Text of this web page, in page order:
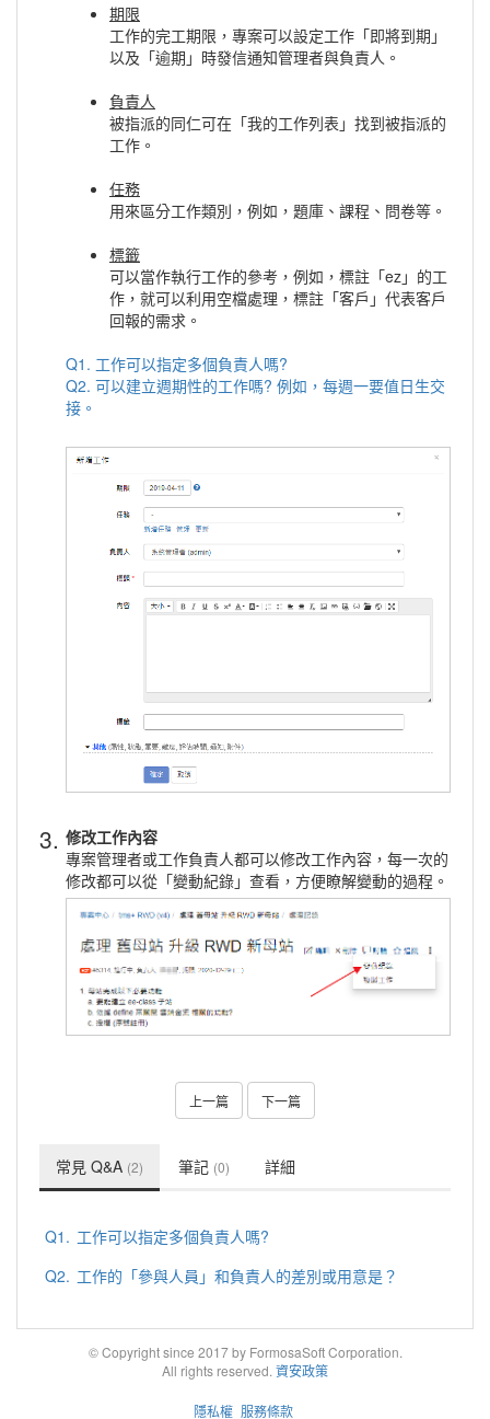
期限
工作的完工期限，專案可以設定工作「即將到期」
以及「逾期」時發信通知管理者與負責人。
負責人
被指派的同仁可在「我的工作列表」找到被指派的
工作。
任務
用來區分工作類別，例如，題庫、課程、問卷等。
標籤
可以當作執行工作的參考，例如，標註「ez」的工
作，就可以利用空檔處理，標註「客戶」代表客戶
回報的需求。
Q1. 工作可以指定多個負責人嗎?
Q2. 可以建立週期性的工作嗎? 例如，每週一要值日生交
接。
3. 修改工作內容
專案管理者或工作負責人都可以修改工作內容，每一次的
修改都可以從「變動紀錄」查看，方便瞭解變動的過程。
上一篇 下一篇
常見 Q&A (2) 筆記 (0) 詳細
Q1. 工作可以指定多個負責人嗎?
Q2. 工作的「參與人員」和負責人的差別或用意是？
© Copyright since 2017 by FormosaSoft Corporation.
All rights reserved. 資安政策
隱私權 服務條款